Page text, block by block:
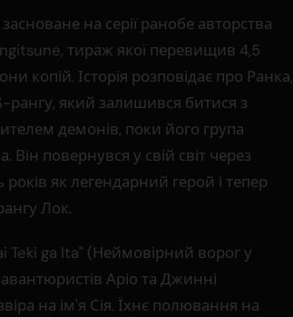
на серії ранобе авторства
тираж якої перевищив 4,5
копій. Історія розповідає про Ранка,
рангу, який залишився битися з
демонів, поки його група
Він повернувся у свій світ через
років як легендарний герой і тепер
Лок.
Teki ga Ita" (Неймовірний ворог у
Аріо та Джинні
на ім'я Сія. Їхнє полювання на